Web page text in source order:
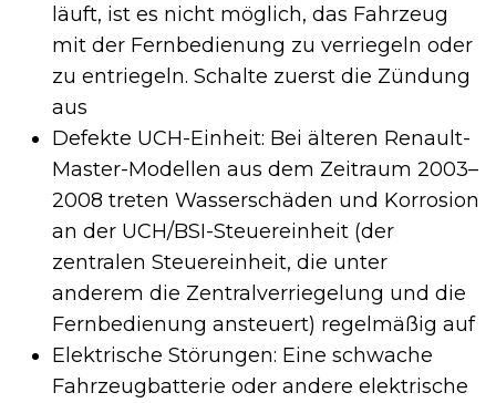
läuft, ist es nicht möglich, das Fahrzeug
mit der Fernbedienung zu verriegeln oder
zu entriegeln. Schalte zuerst die Zündung
aus
Defekte UCH-Einheit: Bei älteren Renault-
Master-Modellen aus dem Zeitraum 2003–
2008 treten Wasserschäden und Korrosion
an der UCH/BSI-Steuereinheit (der
zentralen Steuereinheit, die unter
anderem die Zentralverriegelung und die
Fernbedienung ansteuert) regelmäßig auf
Elektrische Störungen: Eine schwache
Fahrzeugbatterie oder andere elektrische